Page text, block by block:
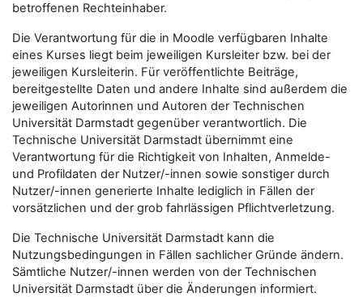
betroffenen Rechteinhaber.
Die Verantwortung für die in Moodle verfügbaren Inhalte
eines Kurses liegt beim jeweiligen Kursleiter bzw. bei der
jeweiligen Kursleiterin. Für veröffentlichte Beiträge,
bereitgestellte Daten und andere Inhalte sind außerdem die
jeweiligen Autorinnen und Autoren der Technischen
Universität Darmstadt gegenüber verantwortlich. Die
Technische Universität Darmstadt übernimmt eine
Verantwortung für die Richtigkeit von Inhalten, Anmelde-
und Profildaten der Nutzer/-innen sowie sonstiger durch
Nutzer/-innen generierte Inhalte lediglich in Fällen der
vorsätzlichen und der grob fahrlässigen Pflichtverletzung.
Die Technische Universität Darmstadt kann die
Nutzungsbedingungen in Fällen sachlicher Gründe ändern.
Sämtliche Nutzer/-innen werden von der Technischen
Universität Darmstadt über die Änderungen informiert.